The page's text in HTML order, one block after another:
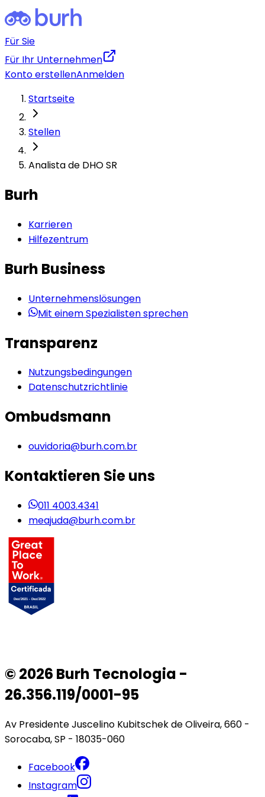
Für Sie
Für Ihr Unternehmen
Konto erstellenAnmelden
Startseite
Stellen
Analista de DHO SR
Burh
Karrieren
Hilfezentrum
Burh Business
Unternehmenslösungen
Mit einem Spezialisten sprechen
Transparenz
Nutzungsbedingungen
Datenschutzrichtlinie
Ombudsmann
ouvidoria@burh.com.br
Kontaktieren Sie uns
011 4003.4341
meajuda@burh.com.br
© 2026 Burh Tecnologia -
26.356.119/0001-95
Av Presidente Juscelino Kubitschek de Oliveira, 660 -
Sorocaba, SP - 18035-060
Facebook
Instagram